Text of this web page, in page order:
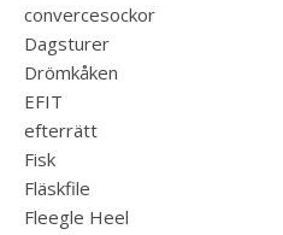
convercesockor
Dagsturer
Drömkåken
EFIT
efterrätt
Fisk
Fläskfile
Fleegle Heel